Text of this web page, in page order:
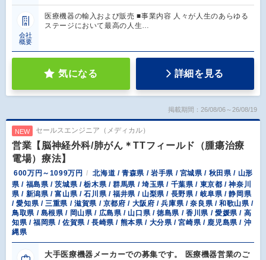
会社
概要
医療機器の輸入および販売 ■事業内容 人々が人生のあらゆる
ステージにおいて最高の人生…
気になる 詳細を見る
掲載期間：26/08/06～26/08/19
NEW セールスエンジニア（メディカル）
営業【脳神経外科/肺がん＊TTフィールド（腫瘍治療
電場）療法】
600万円～1099万円
北海道 / 青森県 / 岩手県 / 宮城県 / 秋田県 / 山形
県 / 福島県 / 茨城県 / 栃木県 / 群馬県 / 埼玉県 / 千葉県 / 東京都 / 神奈川
県 / 新潟県 / 富山県 / 石川県 / 福井県 / 山梨県 / 長野県 / 岐阜県 / 静岡県
/ 愛知県 / 三重県 / 滋賀県 / 京都府 / 大阪府 / 兵庫県 / 奈良県 / 和歌山県 /
鳥取県 / 島根県 / 岡山県 / 広島県 / 山口県 / 徳島県 / 香川県 / 愛媛県 / 高
知県 / 福岡県 / 佐賀県 / 長崎県 / 熊本県 / 大分県 / 宮崎県 / 鹿児島県 / 沖
縄県
大手医療機器メーカーでの募集です。 医療機器営業のご